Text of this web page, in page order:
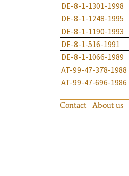
DE-8-1-1301-1998
DE-8-1-1248-1995
DE-8-1-1190-1993
DE-8-1-516-1991
DE-8-1-1066-1989
AT-99-47-378-1988
AT-99-47-696-1986
Contact About us